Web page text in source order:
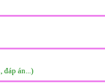
đáp án...)